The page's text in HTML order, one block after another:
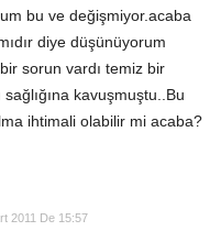
bu ve değişmiyor.acaba
diye düşünüyorum
sorun vardı temiz bir
kavuşmuştu..Bu
ihtimali olabilir mi acaba?
2011 De 15:57